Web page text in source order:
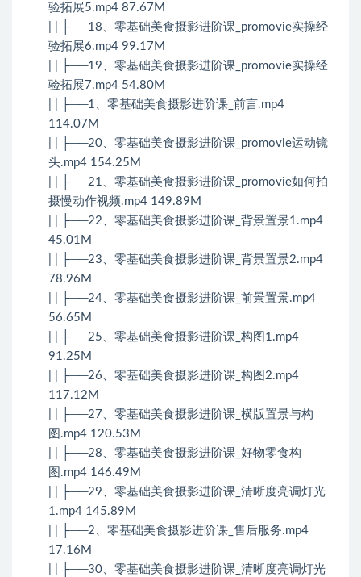
验拓展5.mp4 87.67M
| | ├──18、零基础美食摄影进阶课_promovie实操经
验拓展6.mp4 99.17M
| | ├──19、零基础美食摄影进阶课_promovie实操经
验拓展7.mp4 54.80M
| | ├──1、零基础美食摄影进阶课_前言.mp4
114.07M
| | ├──20、零基础美食摄影进阶课_promovie运动镜
头.mp4 154.25M
| | ├──21、零基础美食摄影进阶课_promovie如何拍
摄慢动作视频.mp4 149.89M
| | ├──22、零基础美食摄影进阶课_背景置景1.mp4
45.01M
| | ├──23、零基础美食摄影进阶课_背景置景2.mp4
78.96M
| | ├──24、零基础美食摄影进阶课_前景置景.mp4
56.65M
| | ├──25、零基础美食摄影进阶课_构图1.mp4
91.25M
| | ├──26、零基础美食摄影进阶课_构图2.mp4
117.12M
| | ├──27、零基础美食摄影进阶课_横版置景与构
图.mp4 120.53M
| | ├──28、零基础美食摄影进阶课_好物零食构
图.mp4 146.49M
| | ├──29、零基础美食摄影进阶课_清晰度亮调灯光
1.mp4 145.89M
| | ├──2、零基础美食摄影进阶课_售后服务.mp4
17.16M
| | ├──30、零基础美食摄影进阶课_清晰度亮调灯光